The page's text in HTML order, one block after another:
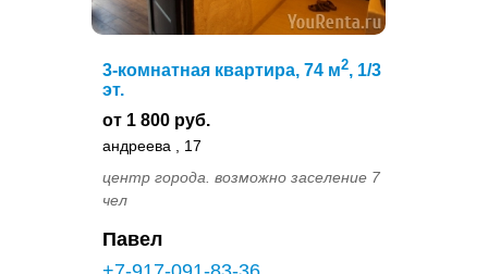
3-комнатная квартира, 74 м2, 1/3
эт.
от 1 800 руб.
андреева , 17
центр города. возможно заселение 7
чел
Павел